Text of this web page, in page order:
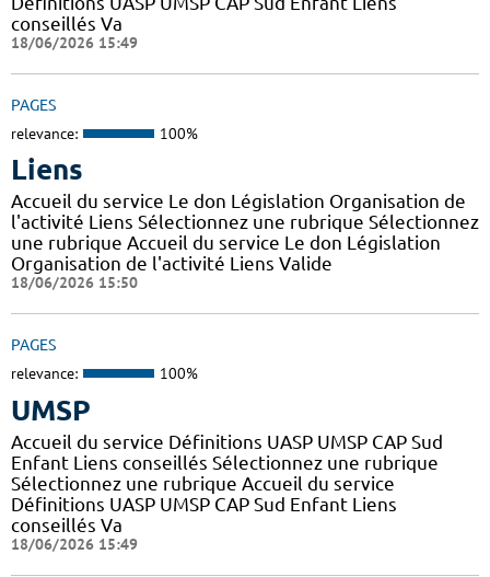
conseillés Va
18/06/2026 15:49
PAGES
relevance: 100%
Liens
Accueil du service Le don Législation Organisation de
l'activité Liens Sélectionnez une rubrique Sélectionnez
une rubrique Accueil du service Le don Législation
Organisation de l'activité Liens Valide
18/06/2026 15:50
PAGES
relevance: 100%
UMSP
Accueil du service Définitions UASP UMSP CAP Sud
Enfant Liens conseillés Sélectionnez une rubrique
Sélectionnez une rubrique Accueil du service
Définitions UASP UMSP CAP Sud Enfant Liens
conseillés Va
18/06/2026 15:49